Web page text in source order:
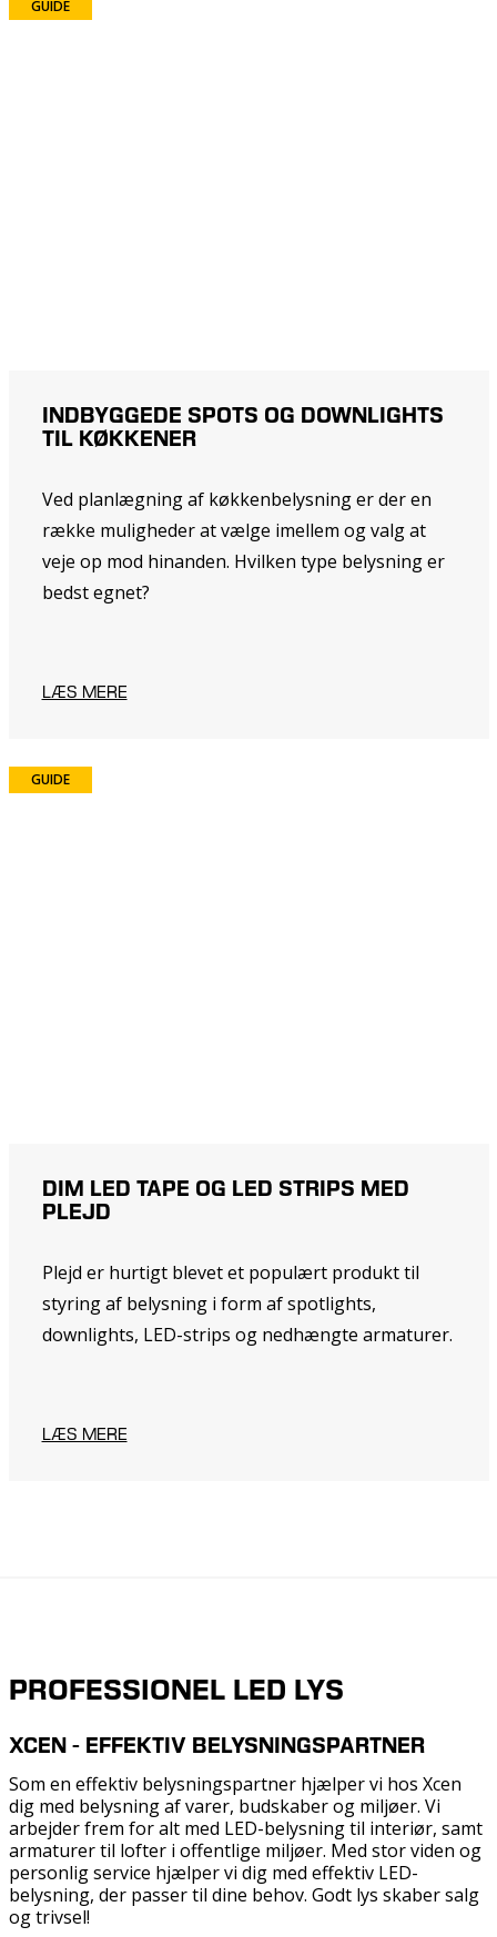
INDBYGGEDE SPOTS OG DOWNLIGHTS
TIL KØKKENER
Ved planlægning af køkkenbelysning er der en
række muligheder at vælge imellem og valg at
veje op mod hinanden. Hvilken type belysning er
bedst egnet?
LÆS MERE
GUIDE
DIM LED TAPE OG LED STRIPS MED
PLEJD
Plejd er hurtigt blevet et populært produkt til
styring af belysning i form af spotlights,
downlights, LED-strips og nedhængte armaturer.
LÆS MERE
GUIDE
PROFESSIONEL LED LYS
XCEN - EFFEKTIV BELYSNINGSPARTNER
Som en effektiv belysningspartner hjælper vi hos Xcen
dig med belysning af varer, budskaber og miljøer. Vi
arbejder frem for alt med LED-belysning til interiør, samt
armaturer til lofter i offentlige miljøer. Med stor viden og
personlig service hjælper vi dig med effektiv LED-
belysning, der passer til dine behov. Godt lys skaber salg
og trivsel!